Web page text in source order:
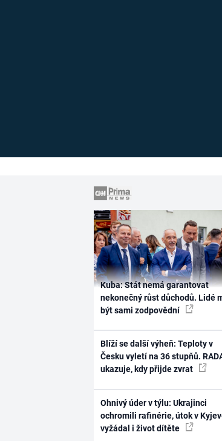
Kuba: Stát nemá garantovat
nekonečný růst důchodů. Lidé
být sami zodpovědní
Blíží se další výheň: Teploty v
Česku vyletí na 36 stupňů.
ukazuje, kdy přijde zvrat
Ohnivý úder v týlu: Ukrajinci
ochromili rafinérie, útok v
vyžádal i život dítěte